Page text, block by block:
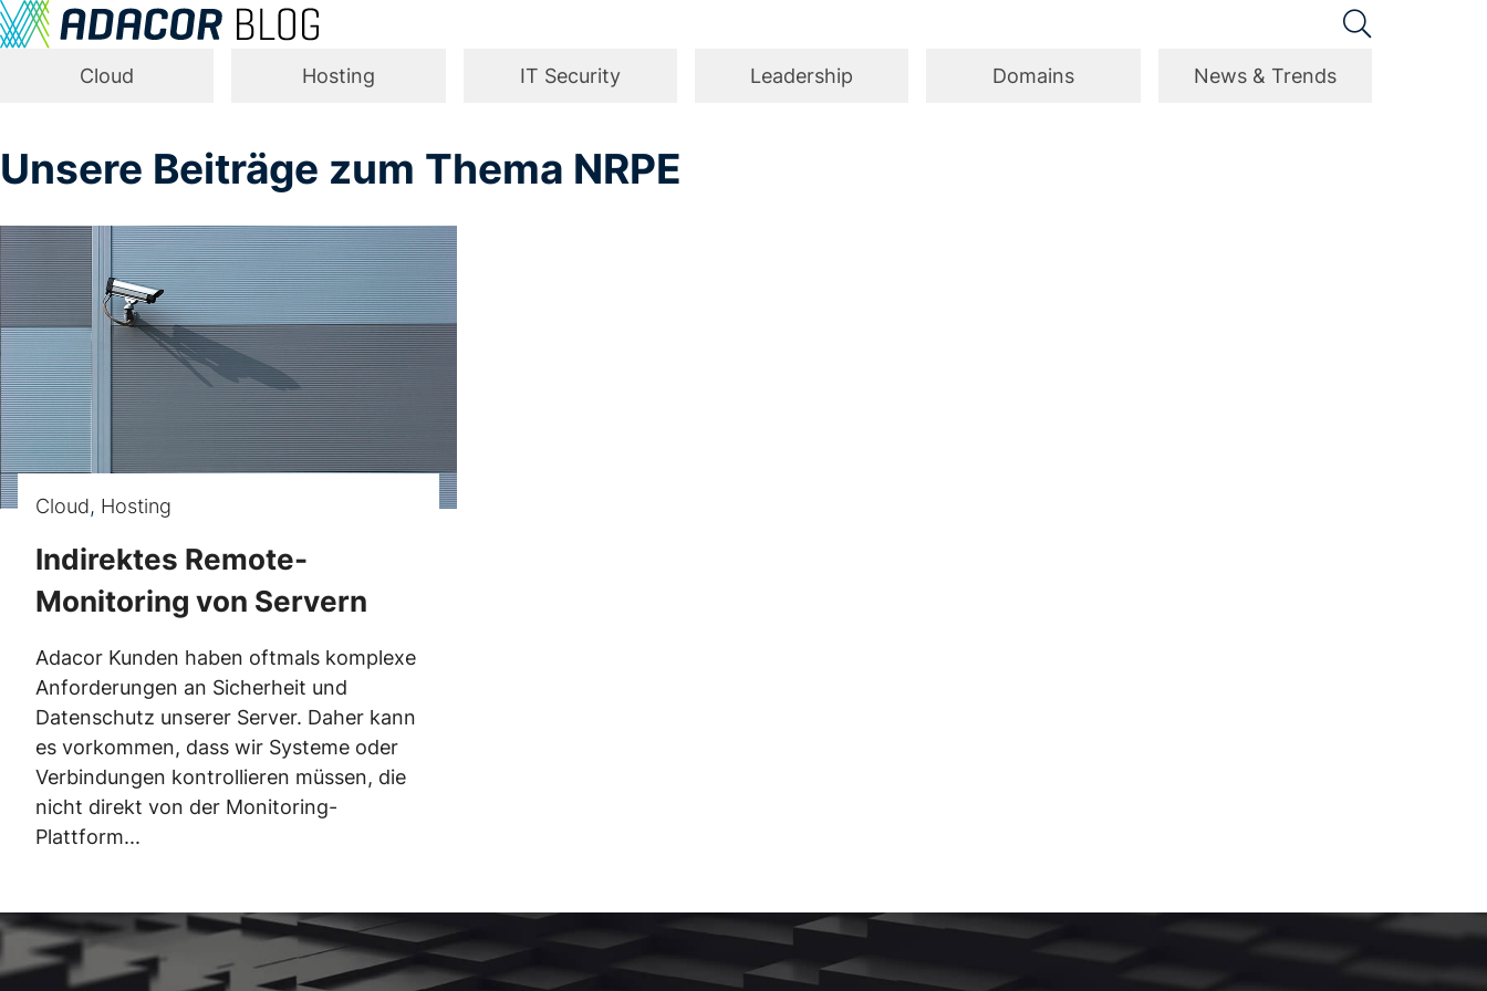
Cloud Hosting IT Security Leadership Domains News & Trends
Unsere Beiträge zum Thema NRPE
Cloud, Hosting
Indirektes Remote-
Monitoring von Servern
Adacor Kunden haben oftmals komplexe
Anforderungen an Sicherheit und
Datenschutz unserer Server. Daher kann
es vorkommen, dass wir Systeme oder
Verbindungen kontrollieren müssen, die
nicht direkt von der Monitoring-
Plattform...